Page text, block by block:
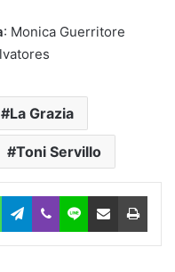
: Monica Guerritore
La Grazia
Toni Servillo
WhatsAppTelegram
ViberLine Condividi via Email